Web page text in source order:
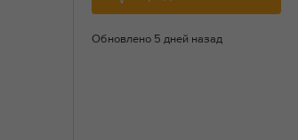
Обновлено 5 дней назад